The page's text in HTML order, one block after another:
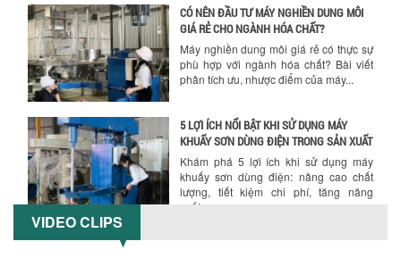
CÓ NÊN ĐẦU TƯ MÁY NGHIỀN DUNG MÔI
GIÁ RẺ CHO NGÀNH HÓA CHẤT?
Máy nghiền dung môi giá rẻ có thực sự
phù hợp với ngành hóa chất? Bài viết
phân tích ưu, nhược điểm của máy...
5 LỢI ÍCH NỔI BẬT KHI SỬ DỤNG MÁY
KHUẤY SƠN DÙNG ĐIỆN TRONG SẢN XUẤT
Khám phá 5 lợi ích khi sử dụng máy
khuấy sơn dùng điện: nâng cao chất
lượng, tiết kiệm chi phí, tăng năng
suất,...
VIDEO CLIPS